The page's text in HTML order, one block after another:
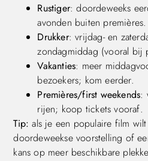
Rustiger: doordeweeks
avonden buiten premières.
Drukker: vrijdag- en
zondagmiddag (vooral bij
Vakanties: meer
bezoekers; kom eerder.
Premières/first weekends:
rijen; koop tickets vooraf.
Tip: als je een populaire film
doordeweekse voorstelling of
kans op meer beschikbare